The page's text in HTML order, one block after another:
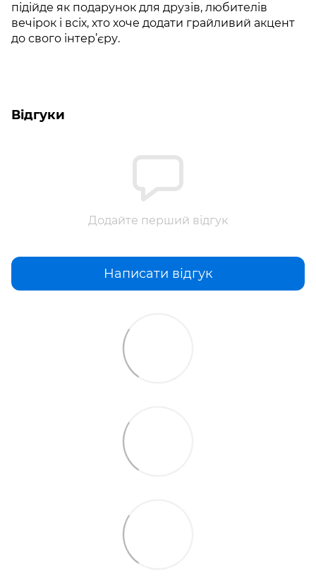
підійде як подарунок для друзів, любителів
вечірок і всіх, хто хоче додати грайливий акцент
до свого інтер’єру.
Відгуки
Додайте перший відгук
Написати відгук